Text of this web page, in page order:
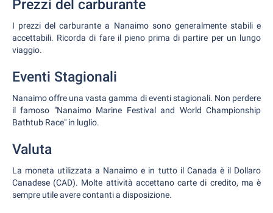
Prezzi del carburante
I prezzi del carburante a Nanaimo sono generalmente stabili e
accettabili. Ricorda di fare il pieno prima di partire per un lungo
viaggio.
Eventi Stagionali
Nanaimo offre una vasta gamma di eventi stagionali. Non perdere
il famoso "Nanaimo Marine Festival and World Championship
Bathtub Race" in luglio.
Valuta
La moneta utilizzata a Nanaimo e in tutto il Canada è il Dollaro
Canadese (CAD). Molte attività accettano carte di credito, ma è
sempre utile avere contanti a disposizione.